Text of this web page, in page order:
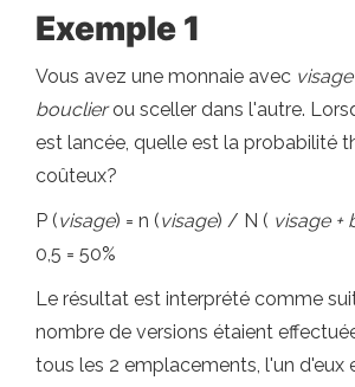
Exemple 1
Vous avez une monnaie avec visage
bouclierou sceller dans l'autre.
est lancée, quelle est la probabilité
coûteux?
P (visage) = n (visage) / N ( visage +
0,5 = 50%
Le résultat est interprété comme
nombre de versions étaient
tous les 2 emplacements, l'un d'eux